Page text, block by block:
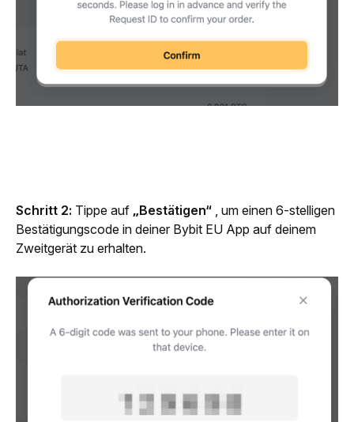
Schritt 2: Tippe auf „Bestätigen“ , um einen 6-stelligen
Bestätigungscode in deiner Bybit EU App auf deinem
Zweitgerät zu erhalten.